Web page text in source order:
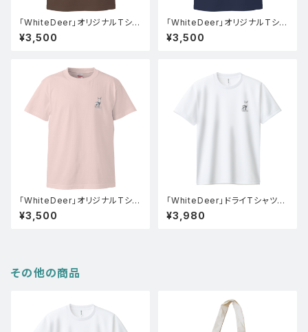
「WhiteDeer」オリジナルTシャ
ツ(チャコール)
¥3,500
「WhiteDeer」オリジナルTシャ
ツ(インディゴ)
¥3,500
「WhiteDeer」オリジナルTシャ
ツ(ベビーピンク)
¥3,500
「WhiteDeer」ドライTシャツ
(ホワイト)
¥3,980
その他の商品